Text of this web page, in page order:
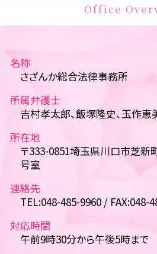
Office
名称
さざんか総合法律事務所
所属弁護士
吉村孝太郎、飯塚隆史、玉作恵
所在地
〒333-0851埼玉県川口市芝
号室
連絡先
TEL:048-485-9960 / FAX:048-
対応時間
午前9時30分から午後5時まで